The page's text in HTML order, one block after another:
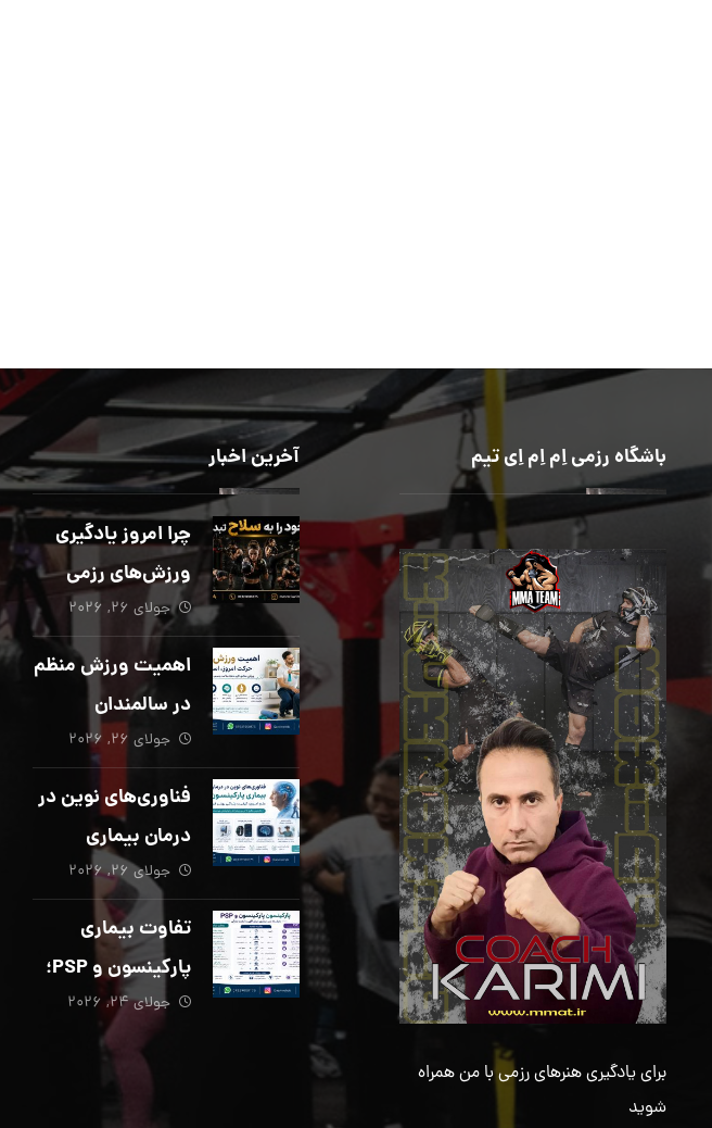
باشگاه رزمی اِم اِم اِی تیم
برای یادگیری هنرهای رزمی با من همراه
شوید
آخرین اخبار
چرا امروز یادگیری
ورزش‌های رزمی
بیش از هر زمان
دیگری ضروری
است؟
جولای ۲۶, ۲۰۲۶
اهمیت ورزش منظم
در سالمندان
جولای ۲۶, ۲۰۲۶
فناوری‌های نوین در
درمان بیماری
پارکینسون؛ از هوش
مصنوعی تا تحریک
عمقی مغز
جولای ۲۶, ۲۰۲۶
تفاوت بیماری
پارکینسون و PSP؛
از تشخیص تا
توانبخشی تخصصی
در منزل_بخش پنجم
جولای ۲۴, ۲۰۲۶